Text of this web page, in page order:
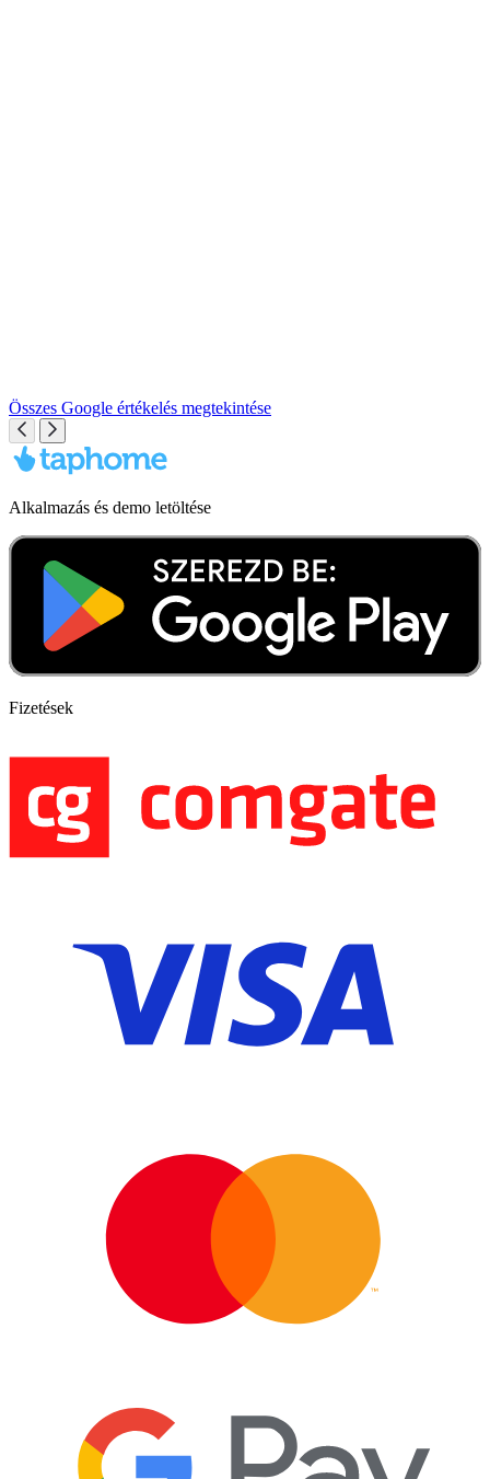
Összes Google értékelés megtekintése
Alkalmazás és demo letöltése
Fizetések